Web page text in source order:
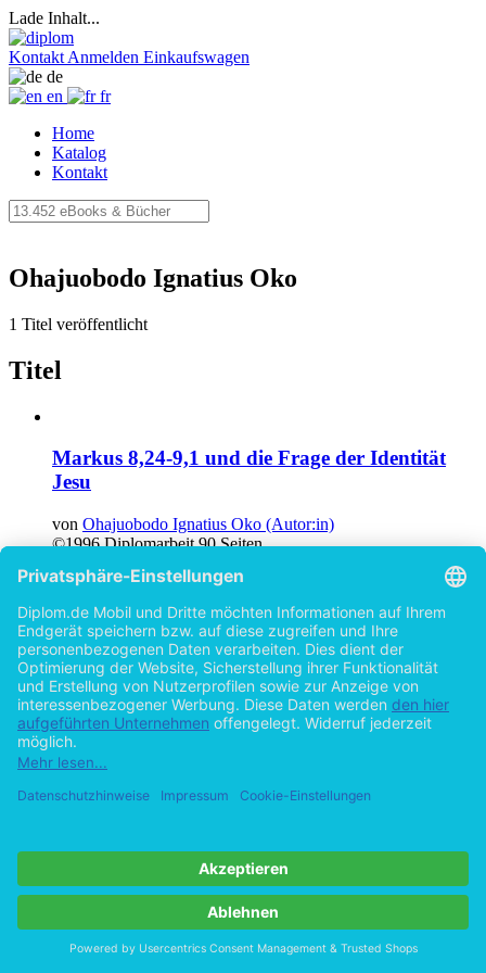
Lade Inhalt...
Kontakt Anmelden Einkaufswagen
de
en
fr
Home
Katalog
Kontakt
Ohajuobodo Ignatius Oko
1 Titel veröffentlicht
Titel
Markus 8,24-9,1 und die Frage der Identität
Jesu
von Ohajuobodo Ignatius Oko (Autor:in)
©1996 Diplomarbeit 90 Seiten
Hilfe/FAQ
Datenschutz
AGB
Vertrag widerrufen
Zur Desktop-Version
Copyright ©Imprint in der Bedey & Thoms Media GmbH powered
byOpen Publishing
Cookie-Einstellungen